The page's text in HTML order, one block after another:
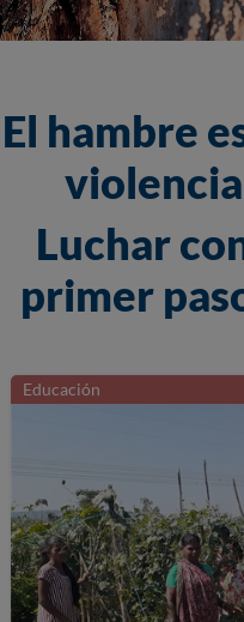
El hambre
Luchar
primer
Educación